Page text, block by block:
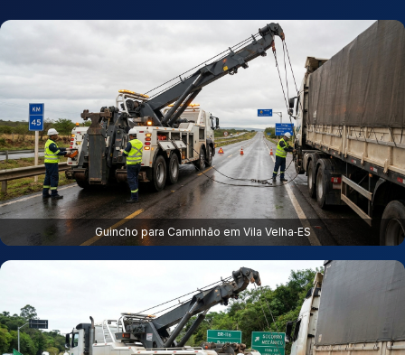
Guincho para Caminhão em Vila Velha‑ES